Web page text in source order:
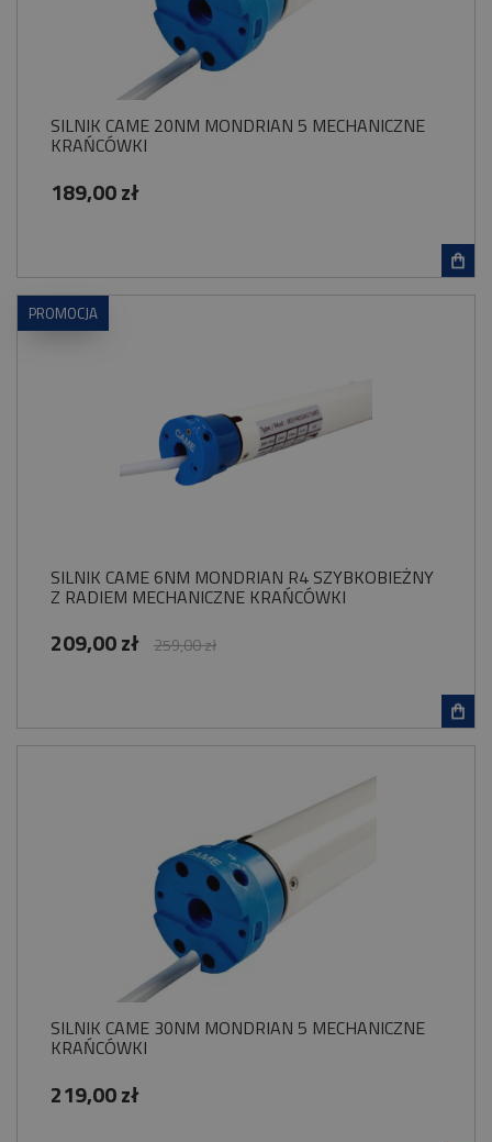
SILNIK CAME 20NM MONDRIAN 5 MECHANICZNE
KRAŃCÓWKI
189,00 zł
SILNIK CAME 6NM MONDRIAN R4 SZYBKOBIEŻNY
Z RADIEM MECHANICZNE KRAŃCÓWKI
209,00 zł 259,00 zł
PROMOCJA
SILNIK CAME 30NM MONDRIAN 5 MECHANICZNE
KRAŃCÓWKI
219,00 zł